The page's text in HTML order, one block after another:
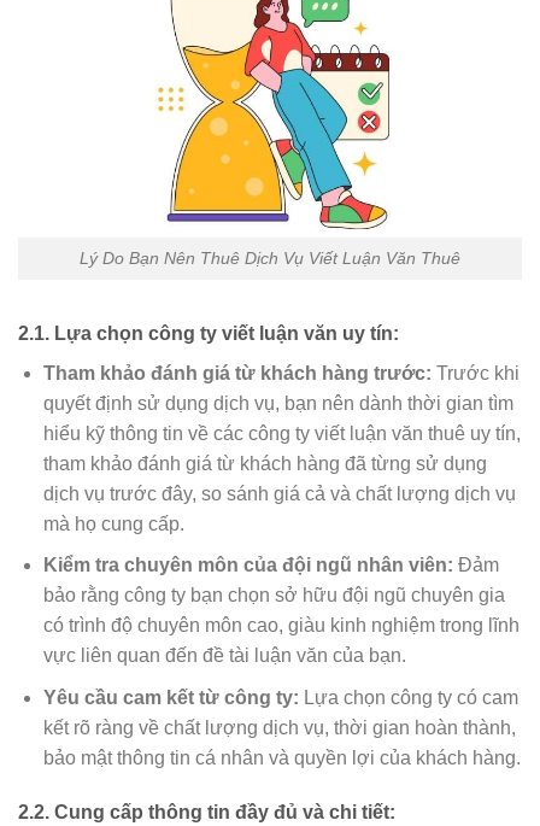
Lý Do Bạn Nên Thuê Dịch Vụ Viết Luận Văn Thuê
2.1. Lựa chọn công ty viết luận văn uy tín:
Tham khảo đánh giá từ khách hàng trước: Trước khi
quyết định sử dụng dịch vụ, bạn nên dành thời gian tìm
hiểu kỹ thông tin về các công ty viết luận văn thuê uy tín,
tham khảo đánh giá từ khách hàng đã từng sử dụng
dịch vụ trước đây, so sánh giá cả và chất lượng dịch vụ
mà họ cung cấp.
Kiểm tra chuyên môn của đội ngũ nhân viên: Đảm
bảo rằng công ty bạn chọn sở hữu đội ngũ chuyên gia
có trình độ chuyên môn cao, giàu kinh nghiệm trong lĩnh
vực liên quan đến đề tài luận văn của bạn.
Yêu cầu cam kết từ công ty: Lựa chọn công ty có cam
kết rõ ràng về chất lượng dịch vụ, thời gian hoàn thành,
bảo mật thông tin cá nhân và quyền lợi của khách hàng.
2.2. Cung cấp thông tin đầy đủ và chi tiết: